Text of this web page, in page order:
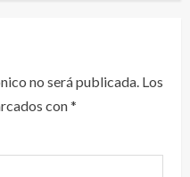
no será publicada. Los
con*